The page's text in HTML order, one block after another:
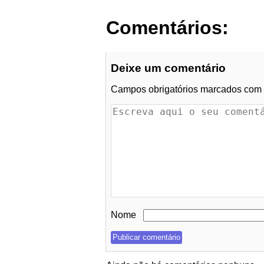
Comentários:
Deixe um comentário
Campos obrigatórios marcados com
Nome